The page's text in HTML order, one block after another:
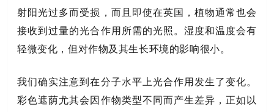
射阳光过多而受损，而且即使在英国，植物通常也会
接收到过量的光合作用所需的光照。湿度和温度会有
轻微变化，但对作物及其生长环境的影响很小。
我们确实注意到在分子水平上光合作用发生了变化。
彩色遮荫尤其会因作物类型不同而产生差异，正如以